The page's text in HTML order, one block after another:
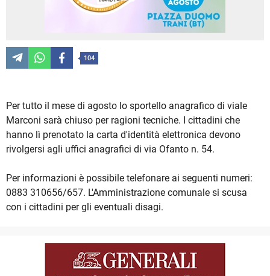
104
Per tutto il mese di agosto lo sportello anagrafico di viale
Marconi sarà chiuso per ragioni tecniche. I cittadini che
hanno lì prenotato la carta d'identità elettronica devono
rivolgersi agli uffici anagrafici di via Ofanto n. 54.
Per informazioni è possibile telefonare ai seguenti numeri:
0883 310656/657. L'Amministrazione comunale si scusa
con i cittadini per gli eventuali disagi.